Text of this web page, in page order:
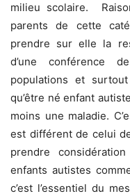
milieu scolaire.
parents de cette
prendre sur elle la
d’une conférence
populations et
qu’être né enfant
moins une maladie.
est différent de celui
prendre
enfants autistes
c’est l’essentiel du